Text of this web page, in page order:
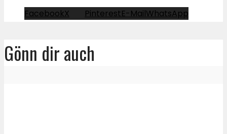
FacebookX PinterestE-MailWhatsApp
Gönn dir auch